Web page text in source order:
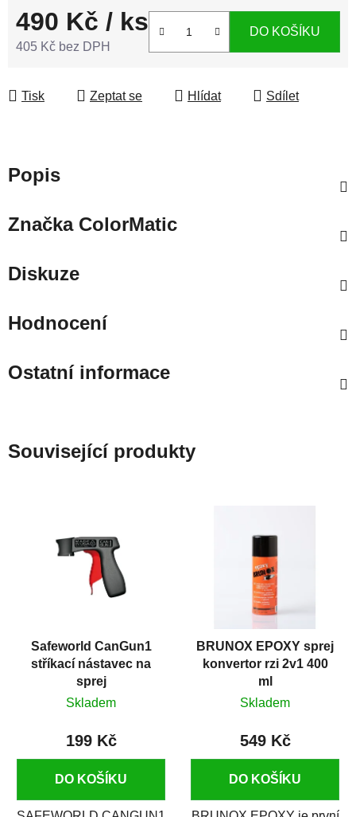
490 Kč / ks
405 Kč bez DPH
DO KOŠÍKU
Tisk Zeptat se Hlídat Sdílet
Popis
ZnačkaColorMatic
Diskuze
Hodnocení
Ostatní informace
Související produkty
Safeworld CanGun1
stříkací nástavec na
sprej
Skladem
199 Kč
DO KOŠÍKU
BRUNOX EPOXY sprej
konvertor rzi 2v1 400
ml
Skladem
549 Kč
DO KOŠÍKU